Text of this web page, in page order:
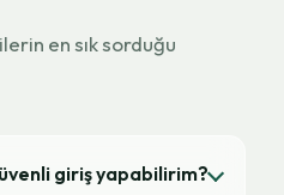
en sık sorduğu
giriş yapabilirim?